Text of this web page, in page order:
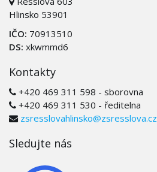
Hlinsko 53901
IČO: 70913510
DS: xkwmmd6
Kontakty
+420 469 311 598 - sborovna
+420 469 311 530 - ředitelna
zsresslovahlinsko@zsresslova.cz
Sledujte nás